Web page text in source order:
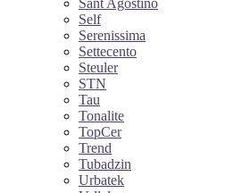
Sant Agostino
Self
Serenissima
Settecento
Steuler
STN
Tau
Tonalite
TopCer
Trend
Tubadzin
Urbatek